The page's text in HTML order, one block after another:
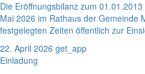
Die Eröffnungsbilanz zum
Mai 2026 im Rathaus der Gemeinde
festgelegten Zeiten öffentlich zur
22. April 2026 get_app
Einladung